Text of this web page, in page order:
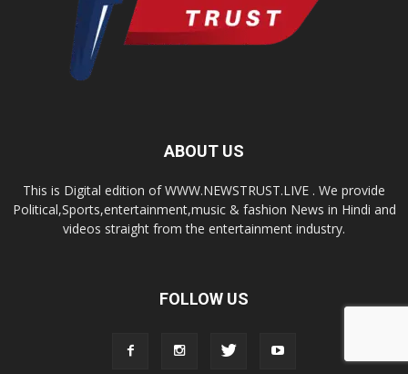
ABOUT US
This is Digital edition of WWW.NEWSTRUST.LIVE . We provide
Political,Sports,entertainment,music & fashion News in Hindi and
videos straight from the entertainment industry.
FOLLOW US